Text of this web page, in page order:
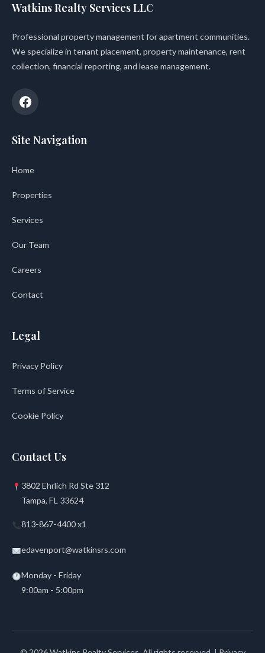
Watkins Realty Services LLC
Professional property management for apartment communities.
We specialize in tenant placement, property maintenance, rent
collection, financial reporting, and lease management.
Site Navigation
Home
Properties
Services
Our Team
Careers
Contact
Legal
Privacy Policy
Terms of Service
Cookie Policy
Contact Us
3802 Ehrlich Rd Ste 312
Tampa, FL 33624
813-867-4400 x1
edavenport@watkinsrs.com
Monday - Friday
9:00am - 5:00pm